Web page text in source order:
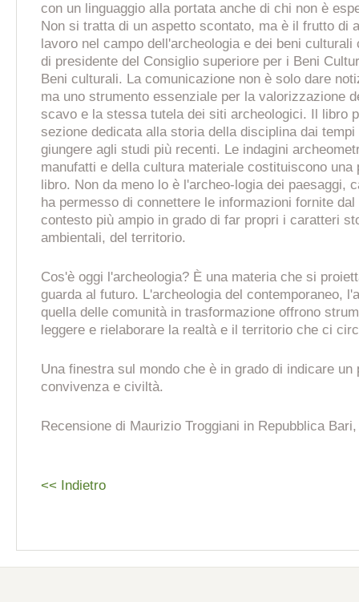
con un linguaggio alla portata anche di chi non è
Non si tratta di un aspetto scontato, ma è il frutto di
lavoro nel campo dell'archeologia e dei beni culturali
di presidente del Consiglio superiore per i Beni
Beni culturali. La comunicazione non è solo dare
ma uno strumento essenziale per la valorizzazione
scavo e la stessa tutela dei siti archeologici. Il libro
sezione dedicata alla storia della disciplina dai tempi
giungere agli studi più recenti. Le indagini
manufatti e della cultura materiale costituiscono
libro. Non da meno lo è l'archeo-logia dei paesaggi,
ha permesso di connettere le informazioni fornite
contesto più ampio in grado di far propri i caratteri
ambientali, del territorio.
Cos'è oggi l'archeologia? È una materia che si
guarda al futuro. L'archeologia del contemporaneo,
quella delle comunità in trasformazione offrono
leggere e rielaborare la realtà e il territorio che ci
Una finestra sul mondo che è in grado di indicare un
convivenza e civiltà.
Recensione di Maurizio Troggiani in Repubblica
<< Indietro